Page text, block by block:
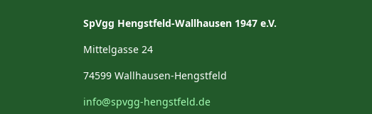
SpVgg Hengstfeld-Wallhausen 1947 e.V.
Mittelgasse 24
74599 Wallhausen-Hengstfeld
info@spvgg-hengstfeld.de